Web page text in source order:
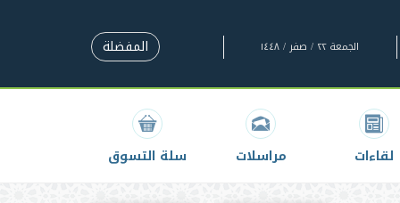
الجمعة ٢٢ / صفر / ١٤٤٨ المفضلة
لقاءات مراسلات سلة التسوق